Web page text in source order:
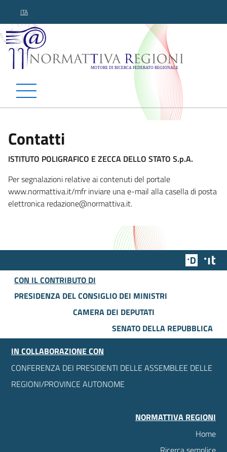
ITA
Normattiva Regioni -
Contatti
ISTITUTO POLIGRAFICO E ZECCA DELLO STATO S.p.A.
Per segnalazioni relative ai contenuti del portale
www.normattiva.it/mfr inviare una e-mail alla casella di posta
elettronica redazione@normattiva.it.
Team
CON IL CONTRIBUTO DI
PRESIDENZA DEL CONSIGLIO DEI MINISTRI
CAMERA DEI DEPUTATI
SENATO DELLA REPUBBLICA
IN COLLABORAZIONE CON
CONFERENZA DEI PRESIDENTI DELLE ASSEMBLEE DELLE
REGIONI/PROVINCE AUTONOME
NORMATTIVA REGIONI
Home